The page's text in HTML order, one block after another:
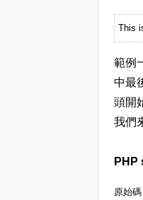
This
範例
中最
頭開
我們
PHP
原始碼